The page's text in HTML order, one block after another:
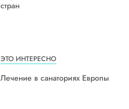
стран
ЭТО ИНТЕРЕСНО
Лечение в санаториях Европы